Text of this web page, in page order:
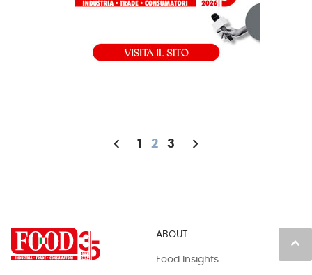
chevron_left 1 2 3 chevron_right
keyboard_arrow_up
ABOUT
Food Insights